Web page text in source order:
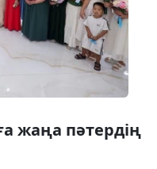
жаңа пәтердің